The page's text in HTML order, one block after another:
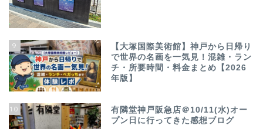
9
【大塚国際美術館】神戸から日帰り
で世界の名画を一気見！混雑・ラン
チ・所要時間・料金まとめ【2026
年版】
10
有隣堂神戸阪急店＠10/11(水)オー
プン日に行ってきた感想ブログ